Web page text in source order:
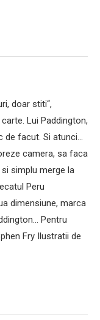
doar stiti“,
Lui Paddington,
de facut. Si atunci…
camera, sa faca
simplu merge la
Peru
dimensiune, marca
Pentru
Fry Ilustratii de